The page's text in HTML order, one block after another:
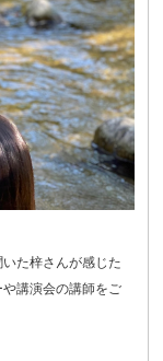
た梓さんが感じた
講演会の講師をご